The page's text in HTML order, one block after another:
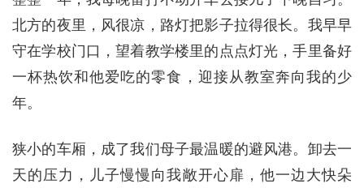
北方的夜里，风很凉，路灯把影子拉得很长。我早早
守在学校门口，望着教学楼里的点点灯光，手里备好
一杯热饮和他爱吃的零食，迎接从教室奔向我的少
年。
狭小的车厢，成了我们母子最温暖的避风港。卸去一
天的压力，儿子慢慢向我敞开心扉，他一边大快朵